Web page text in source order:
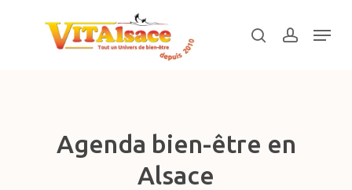
searchaccount
Menu
Agenda bien-être en
Alsace